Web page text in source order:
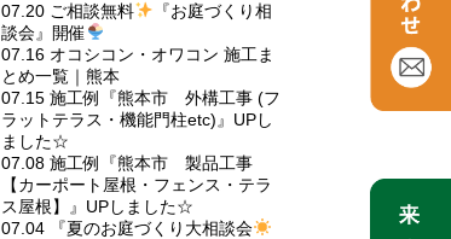
07.20 ご相談無料
『お庭づくり相
談会』開催
07.16 オコシコン・オワコン 施工ま
とめ一覧｜熊本
07.15 施工例『熊本市 外構工事 (フ
ラットテラス・機能門柱etc)』UPし
ました☆
07.08 施工例『熊本市 製品工事
【カーポート屋根・フェンス・テラ
ス屋根】』UPしました☆
07.04 『夏のお庭づくり大相談会